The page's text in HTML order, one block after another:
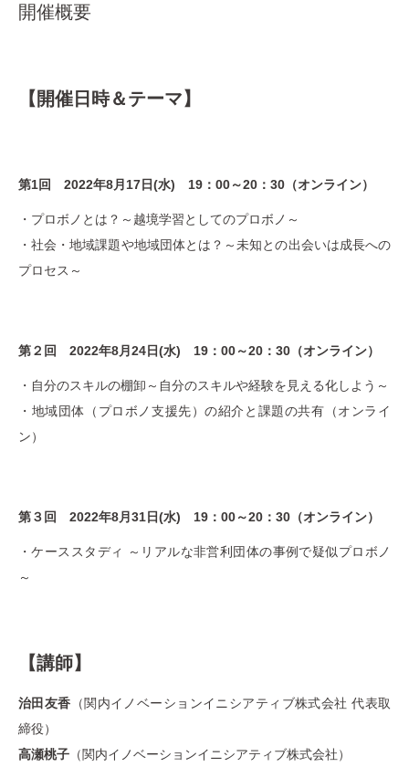
開催概要
【開催日時＆テーマ】
第1回 2022年8月17日(水) 19：00～20：30（オンライン）
・プロボノとは？～越境学習としてのプロボノ～
・社会・地域課題や地域団体とは？～未知との出会いは成長への
プロセス～
第２回 2022年8月24日(水) 19：00～20：30（オンライン）
・自分のスキルの棚卸～自分のスキルや経験を見える化しよう～
・地域団体（プロボノ支援先）の紹介と課題の共有（オンライ
ン）
第３回 2022年8月31日(水) 19：00～20：30（オンライン）
・ケーススタディ ～リアルな非営利団体の事例で疑似プロボノ
～
【講師】
治田友香 （関内イノベーションイニシアティブ株式会社 代表取
締役）
高瀬桃子 （関内イノベーションイニシアティブ株式会社）